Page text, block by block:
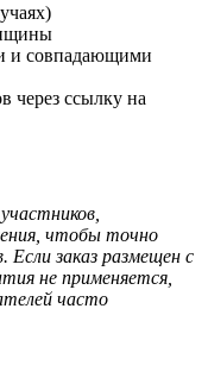
и совпадающими
через ссылку на
чтобы точно
Если заказ размещен с
не применяется,
часто